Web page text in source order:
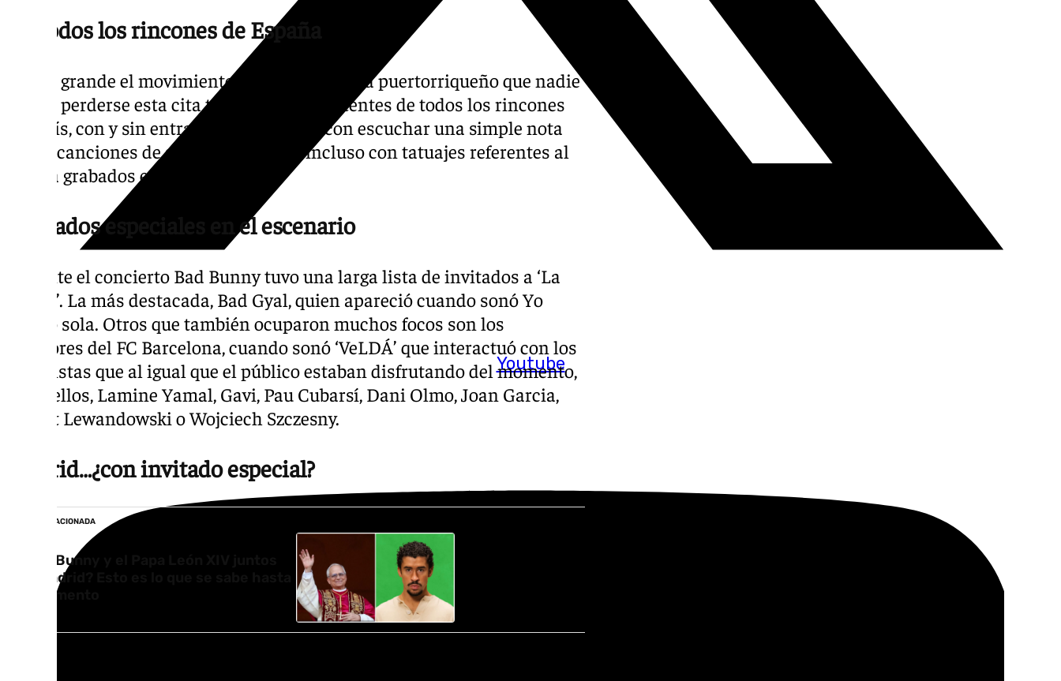
Youtube
De todos los rincones de España
Es tan grande el movimiento detrás del artista puertorriqueño que nadie
quería perderse esta cita tan especial. Asistentes de todos los rincones
del país, con y sin entrada, que soñaban con escuchar una simple nota
de las canciones de su ídolo. Algunos incluso con tatuajes referentes al
artista grabados en la piel.
Invitados especiales en el escenario
Durante el concierto Bad Bunny tuvo una larga lista de invitados a ‘La
Casita’. La más destacada, Bad Gyal, quien apareció cuando sonó Yo
perreo sola. Otros que también ocuparon muchos focos son los
jugadores del FC Barcelona, cuando sonó ‘VeLDÁ’ que interactuó con los
futbolistas que al igual que el público estaban disfrutando del momento,
entre ellos, Lamine Yamal, Gavi, Pau Cubarsí, Dani Olmo, Joan Garcia,
Robert Lewandowski o Wojciech Szczesny.
Madrid…¿con invitado especial?
NOTICIA RELACIONADA
¿Bad Bunny y el Papa León XIV juntos
en Madrid? Esto es lo que se sabe hasta
el momento